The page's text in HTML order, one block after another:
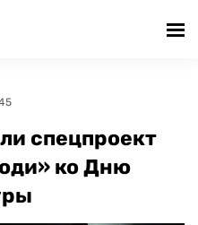
спецпроект
ко Дню